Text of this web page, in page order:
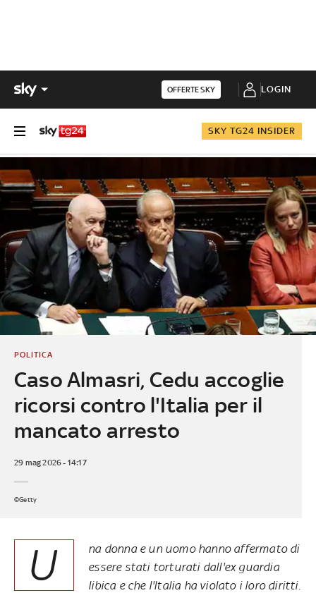
OFFERTE SKY LOGIN
SKY TG24 INSIDER
Caso Almasri, Cedu accoglie
ricorsi contro l'Italia per il
mancato arresto
POLITICA
29 mag 2026 - 14:17
©Getty
U
na donna e un uomo hanno affermato di
essere stati torturati dall'ex guardia
libica e che l'Italia ha violato i loro diritti.